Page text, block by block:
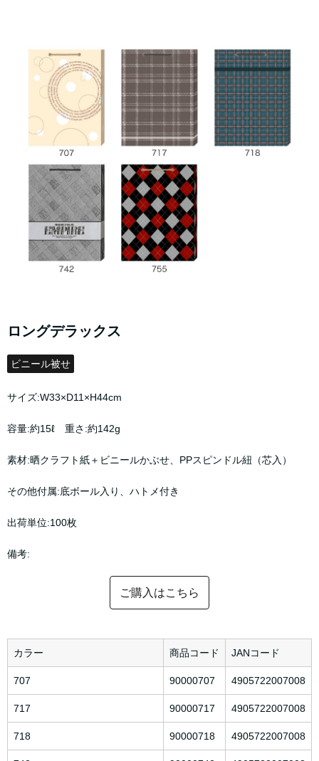
ロングデラックス
ビニール被せ
サイズ:W33×D11×H44cm
容量:約15ℓ 重さ:約142g
素材:晒クラフト紙＋ビニールかぶせ、PPスピンドル紐（芯入）
その他付属:底ボール入り、ハトメ付き
出荷単位:100枚
備考:
ご購入はこちら
カラー 商品コード JANコード
707 90000707 4905722007008
717 90000717 4905722007008
718 90000718 4905722007008